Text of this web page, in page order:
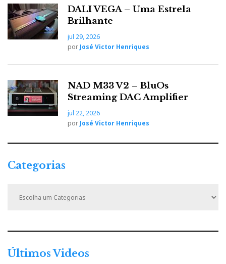
DALI VEGA – Uma Estrela
Brilhante
jul 29, 2026
por José Victor Henriques
NAD M33 V2 – BluOs
Streaming DAC Amplifier
jul 22, 2026
por José Victor Henriques
Categorias
r
Últimos Videos